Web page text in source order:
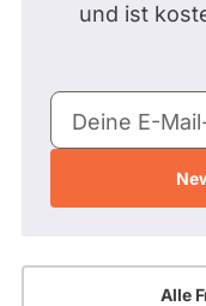
und ist
E-
Mail-
Deine E-
Alle